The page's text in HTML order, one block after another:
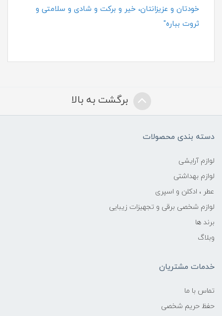
خودتان و عزیزانتان، خیر و برکت و شادی و سلامتی و
ثروت بباره"
برگشت به بالا
دسته بندی محصولات
لوازم آرایشی
لوازم بهداشتی
عطر ، ادکلن و اسپری
لوازم شخصی برقی و تجهیزات زیبایی
برند ها
وبلاگ
خدمات مشتریان
تماس با ما
حفظ حریم شخصی